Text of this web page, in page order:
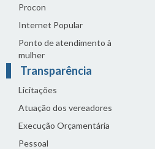
Procon
Internet Popular
Ponto de atendimento à
mulher
Transparência
Licitações
Atuação dos vereadores
Execução Orçamentária
Pessoal